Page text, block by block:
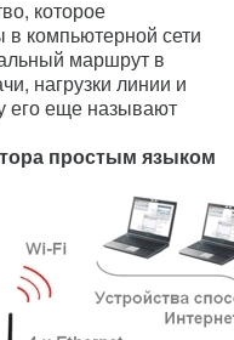
которое
в компьютерной сети
маршрут в
нагрузки линии и
его еще называют
простым языком